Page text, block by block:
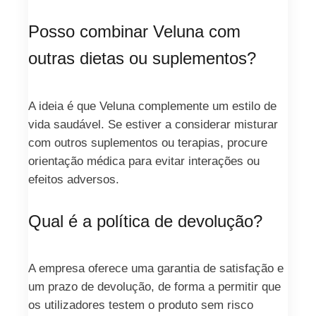
Posso combinar Veluna com
outras dietas ou suplementos?
A ideia é que Veluna complemente um estilo de
vida saudável. Se estiver a considerar misturar
com outros suplementos ou terapias, procure
orientação médica para evitar interações ou
efeitos adversos.
Qual é a política de devolução?
A empresa oferece uma garantia de satisfação e
um prazo de devolução, de forma a permitir que
os utilizadores testem o produto sem risco